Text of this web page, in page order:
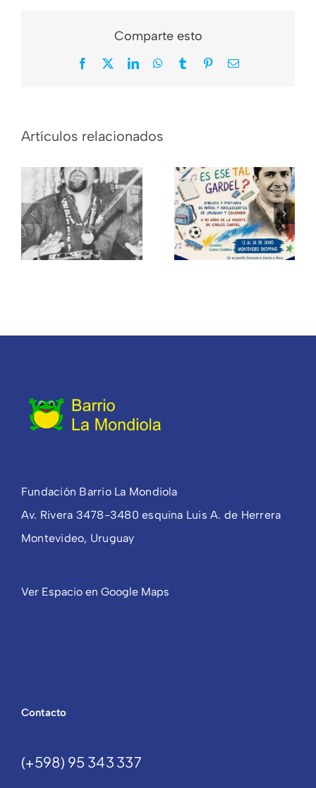
Comparte esto
Facebook LinkedInWhatsApp
Tumblr PinterestCorreo
Artículos relacionados
«Chichito»
Fundación Barrio La Mondiola
Av. Rivera 3478-3480 esquina Luis A. de Herrera
Montevideo, Uruguay
Contacto
(+598) 95 343 337
Ver Espacio en Google Maps